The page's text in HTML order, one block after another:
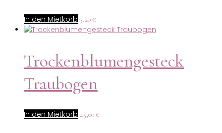
In den Mietkorb 3,20 €
Trockenblumengesteck
Traubogen
In den Mietkorb 45,00 €